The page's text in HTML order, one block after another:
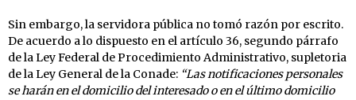
Sin embargo, la servidora pública no tomó razón por escrito.
De acuerdo a lo dispuesto en el artículo 36, segundo párrafo
de la Ley Federal de Procedimiento Administrativo, supletoria
de la Ley General de la Conade: “Las notificaciones personales
se harán en el domicilio del interesado o en el último domicilio